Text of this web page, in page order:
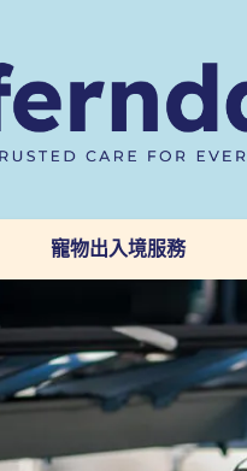
寵物出入境服務